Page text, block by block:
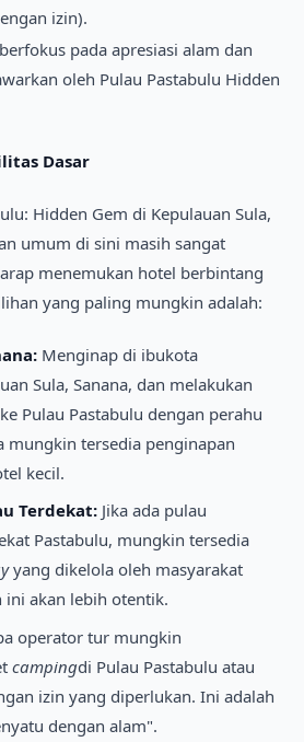
izin).
pada apresiasi alam dan
oleh Pulau Pastabulu Hidden
Dasar
Hidden Gem di Kepulauan Sula,
umum di sini masih sangat
menemukan hotel berbintang
yang paling mungkin adalah:
Menginap di ibukota
Sula, Sanana, dan melakukan
Pulau Pastabulu dengan perahu
mungkin tersedia penginapan
kecil.
Terdekat: Jika ada pulau
Pastabulu, mungkin tersedia
yang dikelola oleh masyarakat
ini akan lebih otentik.
operator tur mungkin
campingdi Pulau Pastabulu atau
izin yang diperlukan. Ini adalah
dengan alam".